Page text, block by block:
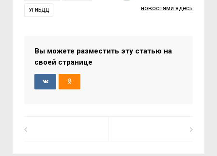
УГИБДД
новостями здесь
Вы можете разместить эту статью на
своей странице